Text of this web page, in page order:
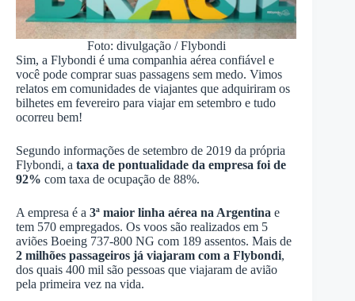
Foto: divulgação / Flybondi
Sim, a Flybondi é uma companhia aérea confiável e
você pode comprar suas passagens sem medo. Vimos
relatos em comunidades de viajantes que adquiriram os
bilhetes em fevereiro para viajar em setembro e tudo
ocorreu bem!
Segundo informações de setembro de 2019 da própria
Flybondi, a taxa de pontualidade da empresa foi de
92% com taxa de ocupação de 88%.
A empresa é a 3ª maior linha aérea na Argentina e
tem 570 empregados. Os voos são realizados em 5
aviões Boeing 737-800 NG com 189 assentos. Mais de
2 milhões passageiros já viajaram com a Flybondi,
dos quais 400 mil são pessoas que viajaram de avião
pela primeira vez na vida.